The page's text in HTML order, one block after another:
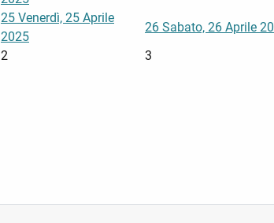
25 Venerdì, 25 Aprile
2025
26 Sabato, 26 Aprile
2 3